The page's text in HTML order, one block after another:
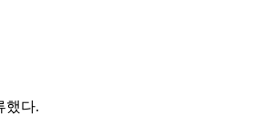
했다.